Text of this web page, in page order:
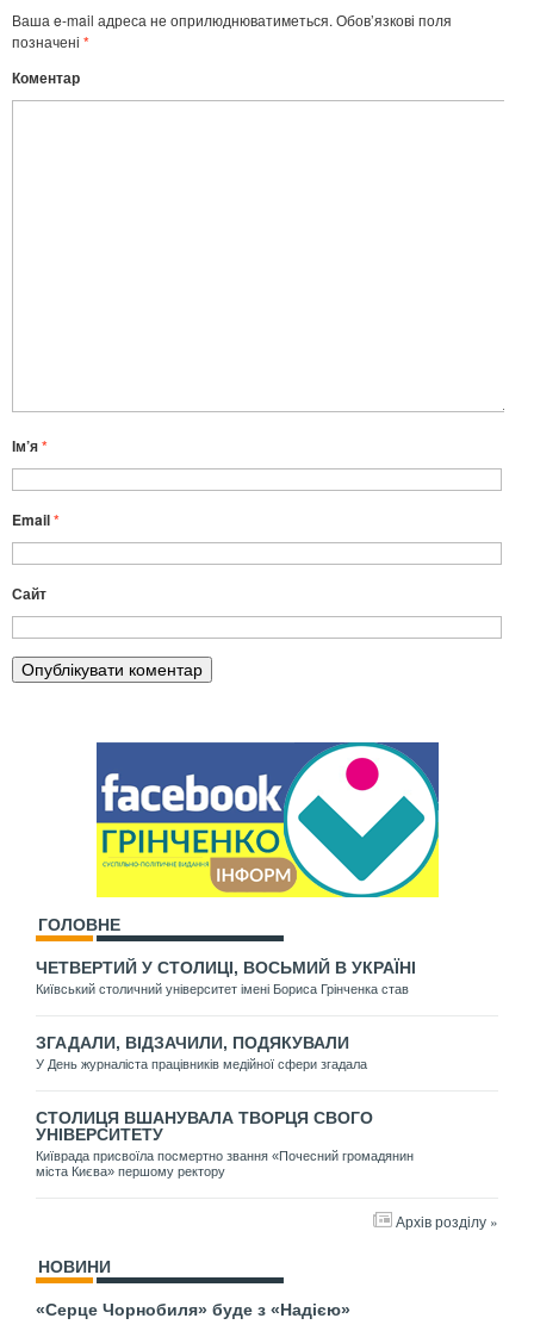
Ваша e-mail адреса не оприлюднюватиметься. Обов’язкові поля
позначені *
Коментар
Ім’я*
Email*
Сайт
ГОЛОВНЕ
ЧЕТВЕРТИЙ У СТОЛИЦІ, ВОСЬМИЙ В УКРАЇНІ
Київський столичний університет імені Бориса Грінченка став
ЗГАДАЛИ, ВІДЗАЧИЛИ, ПОДЯКУВАЛИ
У День журналіста працівників медійної сфери згадала
СТОЛИЦЯ ВШАНУВАЛА ТВОРЦЯ СВОГО
УНІВЕРСИТЕТУ
Київрада присвоїла посмертно звання «Почесний громадянин
міста Києва» першому ректору
Архів розділу »
НОВИНИ
«Серце Чорнобиля» буде з «Надією»